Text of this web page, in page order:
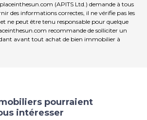
(APITS Ltd.) demande à tous
des informations correctes, il ne vérifie pas les
ne peut être tenu responsable pour quelque
recommande de solliciter un
avant tout achat de bien immobilier à
pourraient
intéresser